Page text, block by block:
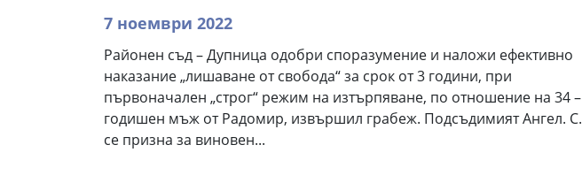
7 ноември 2022
Районен съд – Дупница одобри споразумение и наложи ефективно
наказание „лишаване от свобода“ за срок от 3 години, при
първоначален „строг“ режим на изтърпяване, по отношение на 34 –
годишен мъж от Радомир, извършил грабеж. Подсъдимият Ангел. С.
се призна за виновен...